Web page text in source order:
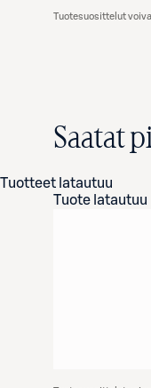
Tuotesuosittelut
Saatat
Tuotteet latautuu
Tuote latautuu